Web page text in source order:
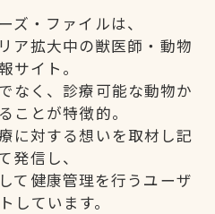
ズ・ファイルは、
ア拡大中の獣医師・動物
サイト。
なく、診療可能な動物か
ことが特徴的。
に対する想いを取材し記
発信し、
て健康管理を行うユーザ
しています。